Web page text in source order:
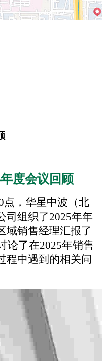
度会议回顾
点，华星中波（北
司组织了2025年年
域销售经理汇报了
论了在2025年销售
程中遇到 的相关问